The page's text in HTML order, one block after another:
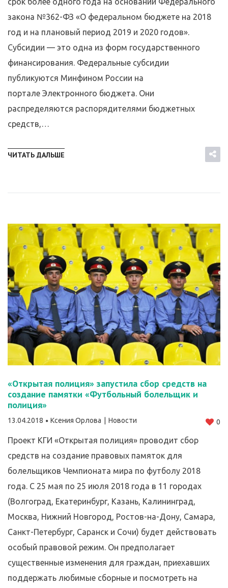
закона №362-ФЗ «О федеральном бюджете на 2018
год и на плановый период 2019 и 2020 годов».
Субсидии — это одна из форм государственного
финансирования. Федеральные субсидии
публикуются Минфином России на
портале Электронного бюджета. Они
распределяются распорядителями бюджетных
средств,…
ЧИТАТЬ ДАЛЬШЕ
«Открытая полиция» запустила сбор средств на
создание памятки «Футбольный болельщик и
полиция»
13.04.2018 Ксения Орлова Новости 0
Проект КГИ «Открытая полиция» проводит сбор
средств на создание правовых памяток для
болельщиков Чемпионата мира по футболу 2018
года. С 25 мая по 25 июля 2018 года в 11 городах
(Волгоград, Екатеринбург, Казань, Калининград,
Москва, Нижний Новгород, Ростов-на-Дону, Самара,
Санкт-Петербург, Саранск и Сочи) будет действовать
особый правовой режим. Он предполагает
существенные изменения для граждан, приехавших
поддержать любимые сборные и посмотреть на